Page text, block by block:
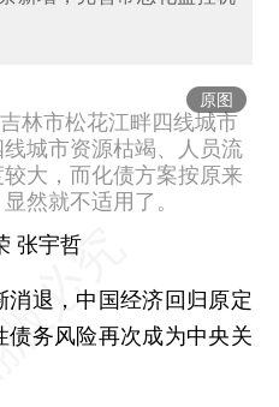
原图
林市松花江畔四线城市
城市资源枯竭、人员流
大，而化债方案按原来
然就不适用了。
张宇哲
退，中国经济回归原定
务风险再次成为中央关